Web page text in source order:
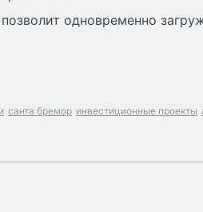
одновременно
санта бремор инвестиционные проекты